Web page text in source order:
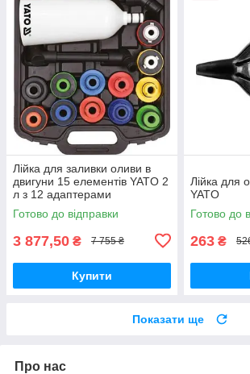
Лійка для заливки оливи в
двигуни 15 елементів YATO 2
л з 12 адаптерами
Готово до відправки
3 877,50 ₴ 7 755 ₴
Купити
Лійка для
YATO
Готово до
263 ₴
Показати ще
Про нас